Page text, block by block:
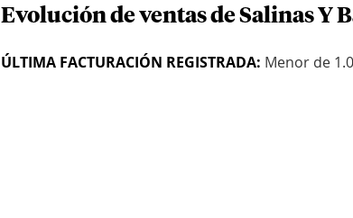
Evolución de ventas de Salinas Y
ÚLTIMA FACTURACIÓN REGISTRADA: Menor de